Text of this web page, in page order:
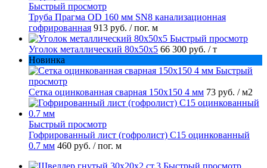
Быстрый просмотр
Труба Прагма OD 160 мм SN8 канализационная
гофрированная 913 руб. / пог. м
Быстрый просмотр
Уголок металлический 80х50х5 66 300 руб. / т
Новинка
Быстрый
просмотр
Сетка оцинкованная сварная 150х150 4 мм 73 руб. / м2
Быстрый просмотр
Гофрированный лист (гофролист) С15 оцинкованный
0.7 мм 460 руб. / пог. м
Быстрый просмотр